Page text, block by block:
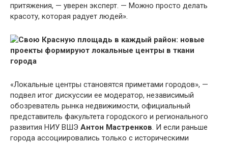
притяжения, — уверен эксперт. — Можно просто делать
красоту, которая радует людей».
«Локальные центры становятся приметами городов», —
подвел итог дискуссии ее модератор, независимый
обозреватель рынка недвижимости, официальный
представитель факультета городского и регионального
развития НИУ ВШЭ Антон Мастренков . И если раньше
города ассоциировались только с историческими